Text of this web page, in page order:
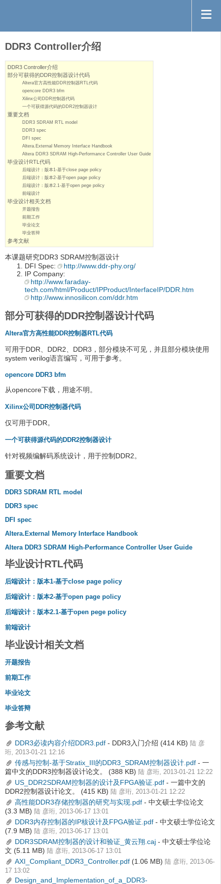
DDR3 Controller介绍
DDR3 Controller介绍
部分可获得的DDR控制器设计代码
Altera官方高性能DDR控制器RTL代码
opencore DDR3 bfm
Xilinx公司DDR控制器代码
一个可获得源代码的DDR2控制器设计
重要文档
DDR3 SDRAM RTL model
DDR3 spec
DFI spec
Altera.External Memory Interface Handbook
Altera DDR3 SDRAM High-Performance Controller User Guide
毕业设计RTL代码
后端设计：版本1-基于close page policy
后端设计：版本2-基于open page policy
后端设计：版本2.1-基于open pege policy
前端设计
毕业设计相关文档
开题报告
前期工作
毕业论文
毕业答辩
参考文献
本课题研究DDR3 SDRAM控制器设计
DFI Spec:
http://www.ddr-phy.org/
IP Company:
http://www.faraday-
tech.com/html/Product/IPProduct/InterfaceIP/DDR.htm
http://www.innosilicon.com/ddr.htm
部分可获得的DDR控制器设计代码
Altera官方高性能DDR控制器RTL代码
可用于DDR、DDR2、DDR3，部分模块不可见，并且部分模块使用
system verilog语言编写，可用于参考。
opencore DDR3 bfm
从opencore下载，用途不明。
Xilinx公司DDR控制器代码
仅可用于DDR。
一个可获得源代码的DDR2控制器设计
针对视频编解码系统设计，用于控制DDR2。
重要文档
DDR3 SDRAM RTL model
DDR3 spec
DFI spec
Altera.External Memory Interface Handbook
Altera DDR3 SDRAM High-Performance Controller User Guide
毕业设计RTL代码
后端设计：版本1-基于close page policy
后端设计：版本2-基于open page policy
后端设计：版本2.1-基于open pege policy
前端设计
毕业设计相关文档
开题报告
前期工作
毕业论文
毕业答辩
参考文献
DDR3必读内容介绍DDR3.pdf - DDR3入门介绍 (414 KB) 陆 彦
珩, 2013-01-21 12:16
传感与控制-基于Stratix_III的DDR3_SDRAM控制器设计.pdf - 一
篇中文的DDR3控制器设计论文。 (388 KB) 陆 彦珩, 2013-01-21 12:22
US_DDR2SDRAM控制器的设计及FPGA验证.pdf - 一篇中文的
DDR2控制器设计论文。 (415 KB) 陆 彦珩, 2013-01-21 12:22
高性能DDR3存储控制器的研究与实现.pdf - 中文硕士学位论文
(3.3 MB) 陆 彦珩, 2013-06-17 13:01
DDR3内存控制器的IP核设计及FPGA验证.pdf - 中文硕士学位论文
(7.9 MB) 陆 彦珩, 2013-06-17 13:01
DDR3SDRAM控制器的设计和验证_黄云翔.caj - 中文硕士学位论
文 (5.11 MB) 陆 彦珩, 2013-06-17 13:01
AXI_Compliant_DDR3_Controller.pdf (1.06 MB) 陆 彦珩, 2013-06-
17 13:02
Design_and_Implementation_of_a_DDR3-